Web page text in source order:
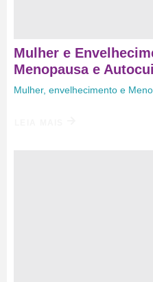
Mulher e
Menopausa e
Mulher, envelhecimento e